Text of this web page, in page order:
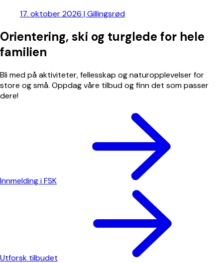
17. oktober 2026 | Gillingsrød
Orientering, ski og turglede for hele
familien
Bli med på aktiviteter, fellesskap og naturopplevelser for
store og små. Oppdag våre tilbud og finn det som passer
dere!
Innmelding i FSK
Utforsk tilbudet